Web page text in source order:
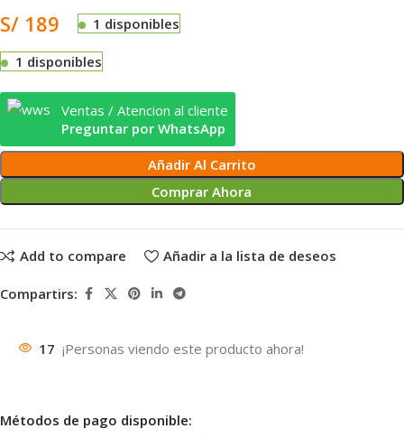
S/ 189 1 disponibles
1 disponibles
Ventas / Atencion al cliente
Preguntar por WhatsApp
Añadir Al Carrito
Comprar Ahora
Add to compare Añadir a la lista de deseos
Compartirs:
17 ¡Personas viendo este producto ahora!
Métodos de pago disponible: